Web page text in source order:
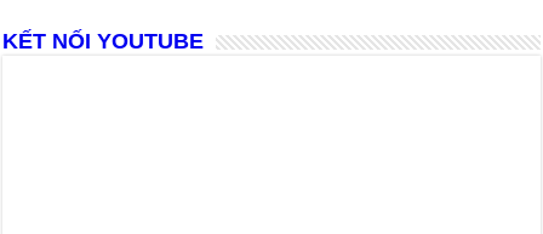
KẾT NỐI YOUTUBE